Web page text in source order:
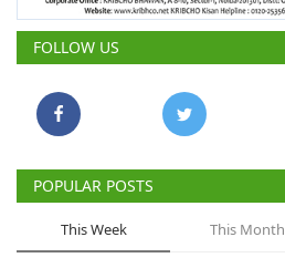
FOLLOW US
POPULAR POSTS
This Week This Month